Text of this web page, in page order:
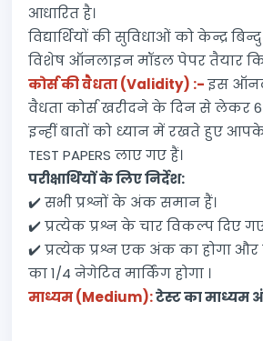
आधारित है।
विद्यार्थियों की सुविधाओं को केन्द्र
विशेष ऑनलाइन मॉडल पेपर तैयार
कोर्स की वैधता (Validity) :-इस
वैधता कोर्स खरीदने के दिन से लेकर 6
इन्हीं बातों को ध्यान में रखते हुए आपके
TEST PAPERS लाए गए हैं।
परीक्षार्थियों के लिए निर्देश:
✔️ सभी प्रश्नों के अंक समान हैं।
✔️ प्रत्येक प्रश्न के चार विकल्प दिए
✔️ प्रत्येक प्रश्न एक अंक का होगा और
का 1/4 नेगेटिव मार्किंग होगा ।
माध्यम (Medium):टेस्ट का माध्यम